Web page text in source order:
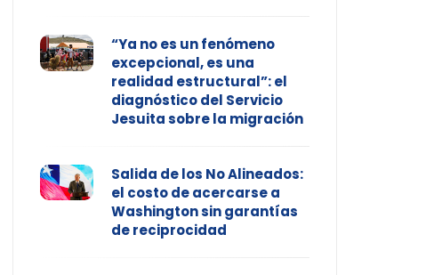
“Ya no es un fenómeno
excepcional, es una
realidad estructural”: el
diagnóstico del Servicio
Jesuita sobre la migración
Salida de los No Alineados:
el costo de acercarse a
Washington sin garantías
de reciprocidad